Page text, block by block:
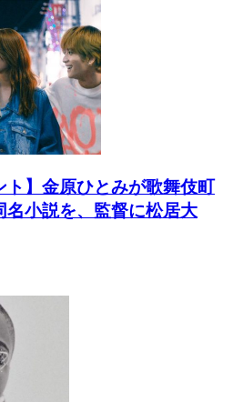
ト】金原ひとみが歌舞伎町
名小説を、監督に松居大